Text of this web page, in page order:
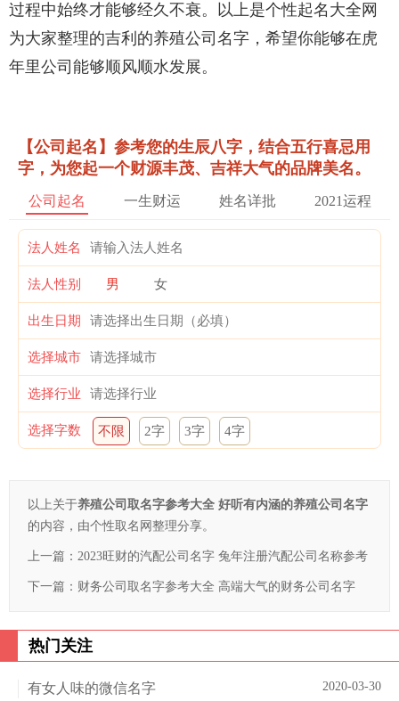
过程中始终才能够经久不衰。以上是个性起名大全网
为大家整理的吉利的养殖公司名字，希望你能够在虎
年里公司能够顺风顺水发展。
【公司起名】参考您的生辰八字，结合五行喜忌用
字，为您起一个财源丰茂、吉祥大气的品牌美名。
公司起名 一生财运 姓名详批 2021运程
法人姓名
法人性别 男 女
出生日期
选择城市
选择行业
选择字数 不限 2字 3字 4字
以上关于养殖公司取名字参考大全 好听有内涵的养殖公司名字
的内容，由个性取名网整理分享。
上一篇： 2023旺财的汽配公司名字 兔年注册汽配公司名称参考
下一篇： 财务公司取名字参考大全 高端大气的财务公司名字
热门关注
2020-03-30
有女人味的微信名字